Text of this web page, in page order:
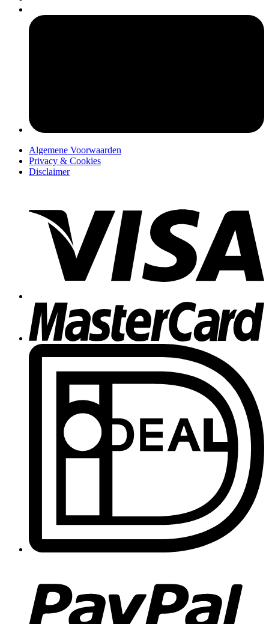
Algemene Voorwaarden
Privacy & Cookies
Disclaimer